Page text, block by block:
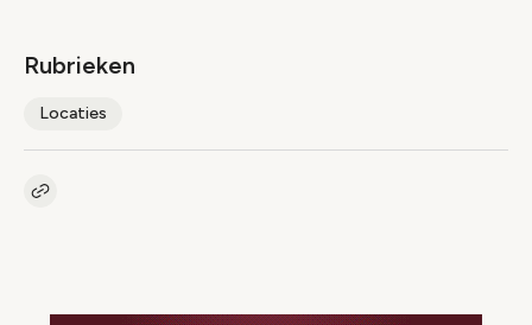
Rubrieken
Locaties
Kopieer link naar artikel